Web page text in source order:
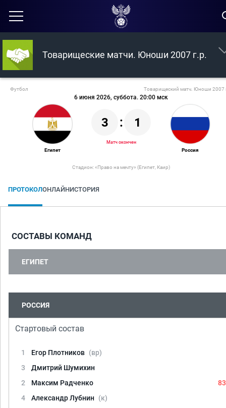
Товарищеские матчи. Юноши 2007 г.р.
Футбол
6 июня 2026, суббота. 20:00 мск
Товарищеский матч. Юноши 2007
Египет
3 : 1
Матч окончен
Россия
Стадион: «Право на мечту» (Египет, Каир)
ПРОТОКОЛОНЛАЙНИСТОРИЯ
СОСТАВЫ КОМАНД
ЕГИПЕТ
РОССИЯ
Стартовый состав
1 Егор Плотников (вр)
3
Дмитрий Шумихин
2
Максим Радченко
4
Александр Лубнин (к)